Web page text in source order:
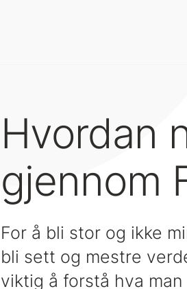
Hvordan
gjennom
For å bli stor og ikke
bli sett og mestre
viktig å forstå hva